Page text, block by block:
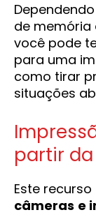
de memória
você pode
para uma
como tirar
situações
partir
Este
câmeras e